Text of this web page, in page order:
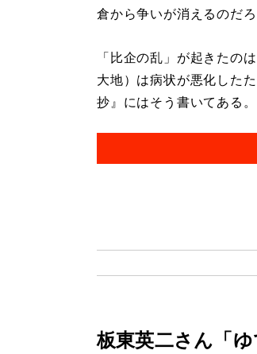
倉から争いが消えるのだ
「比企の乱」が起きたの
大地）は病状が悪化した
抄』にはそう書いてある
板東英二さん「